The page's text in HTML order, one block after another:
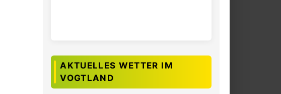
AKTUELLES WETTER IM
VOGTLAND